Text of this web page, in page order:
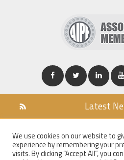
Latest
COOKIES
PRIVACY
We use cookies on our website to
experience by remembering your
visits. By clicking “Accept All”, you